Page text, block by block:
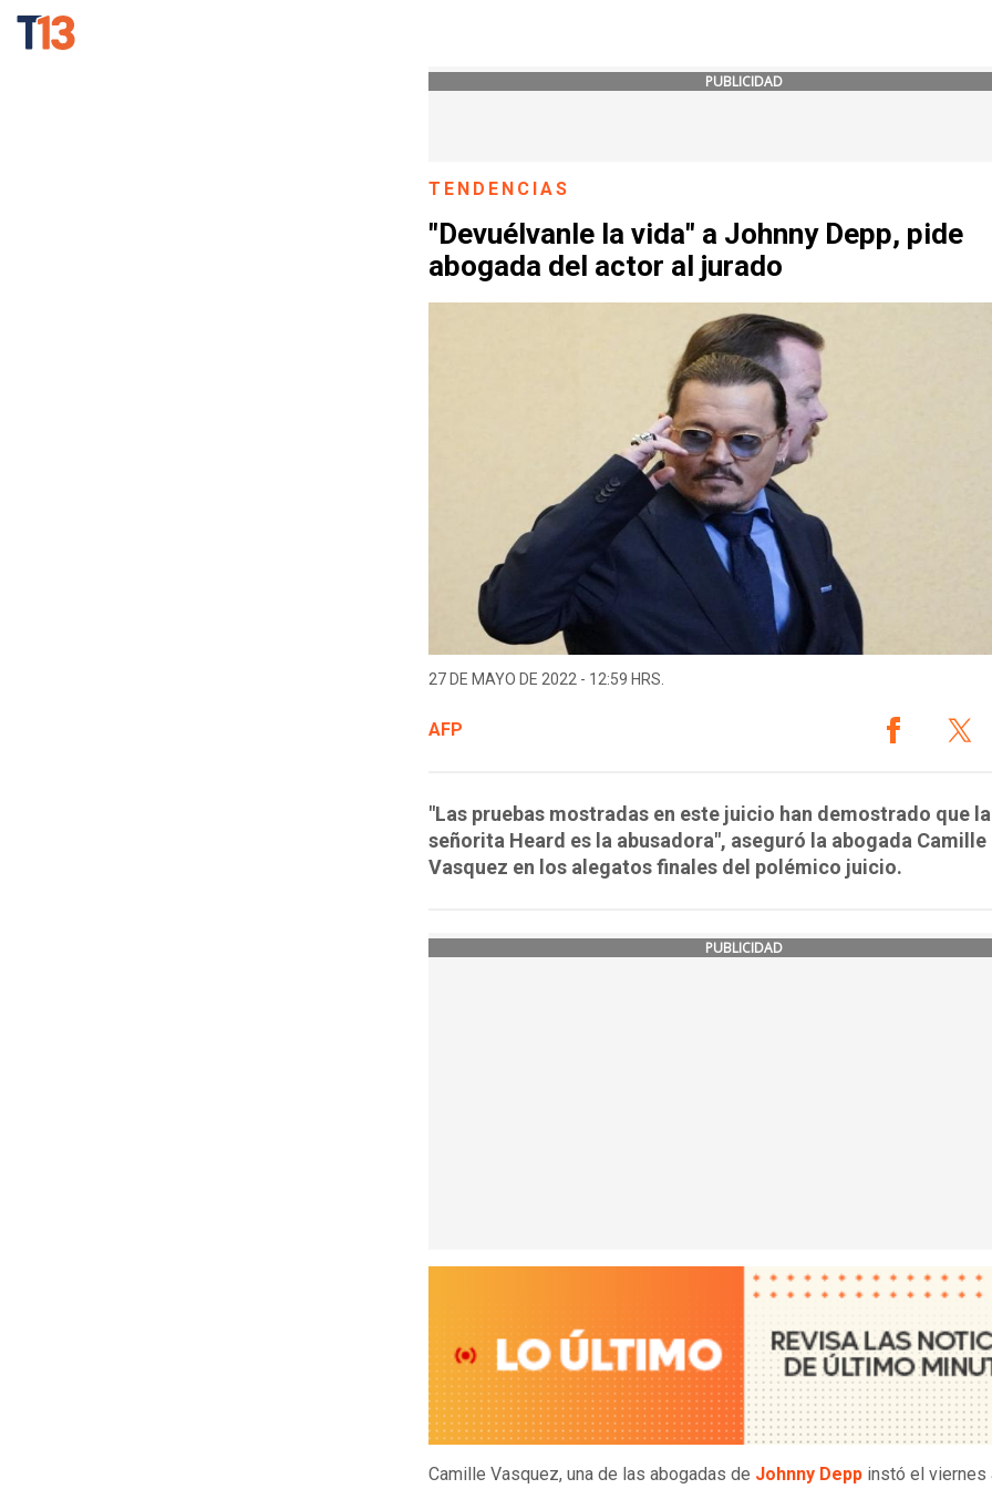
PUBLICIDAD
TENDENCIAS
"Devuélvanle la vida" a Johnny Depp, pide
abogada del actor al jurado
27 DE MAYO DE 2022 - 12:59 HRS.
AFP
"Las pruebas mostradas en este juicio han demostrado que la
señorita Heard es la abusadora", aseguró la abogada Camille
Vasquez en los alegatos finales del polémico juicio.
PUBLICIDAD
Camille Vasquez, una de las abogadas de Johnny Depp instó el viernes